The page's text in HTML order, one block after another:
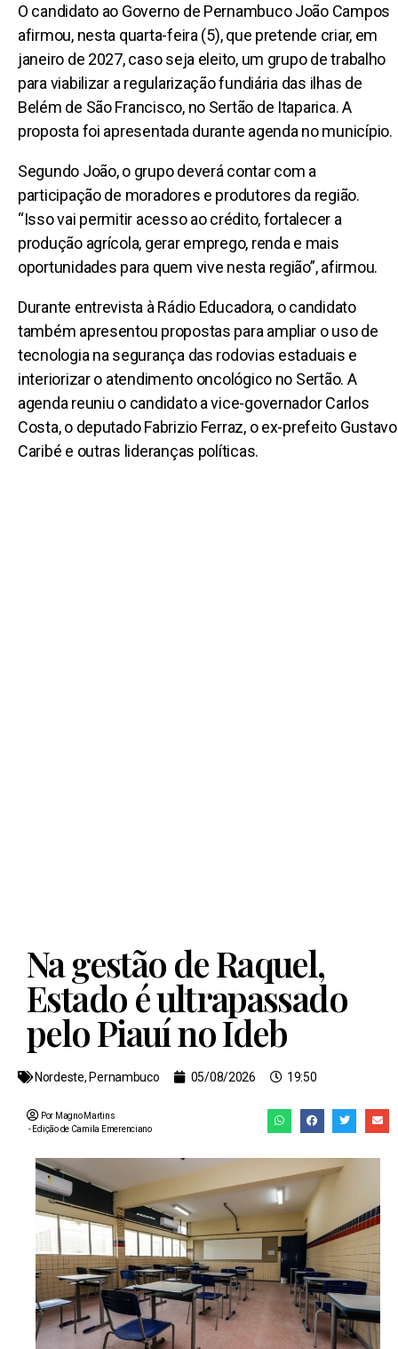
O candidato ao Governo de Pernambuco João Campos
afirmou, nesta quarta-feira (5), que pretende criar, em
janeiro de 2027, caso seja eleito, um grupo de trabalho
para viabilizar a regularização fundiária das ilhas de
Belém de São Francisco, no Sertão de Itaparica. A
proposta foi apresentada durante agenda no município.
Segundo João, o grupo deverá contar com a
participação de moradores e produtores da região.
“Isso vai permitir acesso ao crédito, fortalecer a
produção agrícola, gerar emprego, renda e mais
oportunidades para quem vive nesta região”, afirmou.
Durante entrevista à Rádio Educadora, o candidato
também apresentou propostas para ampliar o uso de
tecnologia na segurança das rodovias estaduais e
interiorizar o atendimento oncológico no Sertão. A
agenda reuniu o candidato a vice-governador Carlos
Costa, o deputado Fabrizio Ferraz, o ex-prefeito Gustavo
Caribé e outras lideranças políticas.
Na gestão de Raquel,
Estado é ultrapassado
pelo Piauí no Ideb
Nordeste, Pernambuco 05/08/2026 19:50
Por Magno Martins
- Edição de Camila Emerenciano